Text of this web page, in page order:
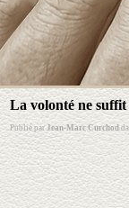
La volonté ne
Publié parJean-Marc Curchod